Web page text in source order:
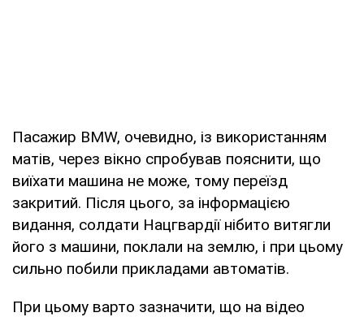
Пасажир BMW, очевидно, із використанням
матів, через вікно спробував пояснити, що
виїхати машина не може, тому переїзд
закритий. Після цього, за інформацією
видання, солдати Нацгвардії нібито витягли
його з машини, поклали на землю, і при цьому
сильно побили прикладами автоматів.
При цьому варто зазначити, що на відео